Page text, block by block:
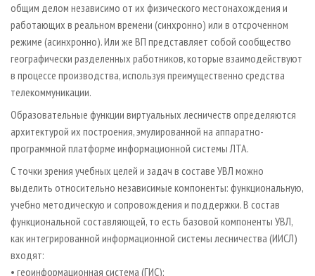
общим делом независимо от их физического местонахождения и
работающих в реальном времени (синхронно) или в отсроченном
режиме (асинхронно). Или же ВП представляет собой сообщество
географически разделенных работников, которые взаимодействуют
в процессе производства, используя преимущественно средства
телекоммуникации.
Образовательные функции виртуальных лесничеств определяются
архитектурой их построения, эмулированной на аппаратно-
программной платформе информационной системы ЛТА.
С точки зрения учебных целей и задач в составе УВЛ можно
выделить относительно независимые компоненты: функциональную,
учебно методическую и сопровождения и поддержки. В состав
функциональной составляющей, то есть базовой компоненты УВЛ,
как интегрированной информационной системы лесничества (ИИСЛ)
входят:
• геоинформационная система (ГИС);